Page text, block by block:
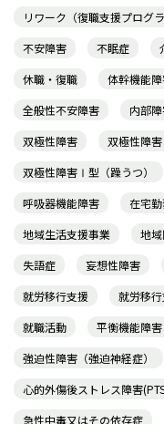
リワーク（復職支援プログラ
不安障害
不眠症
休職・復職
体幹機能
全般性不安障害
内部
双極性障害
双極性障
双極性障害Ⅰ型（躁うつ）
呼吸器機能障害
在宅
地域生活支援事業
地
失語症
妄想性障害
就労移行支援
就労移
就職活動
平衡機能障害
強迫性障害（強迫神経症）
心的外傷後ストレス障害
急性中毒又はその依存症